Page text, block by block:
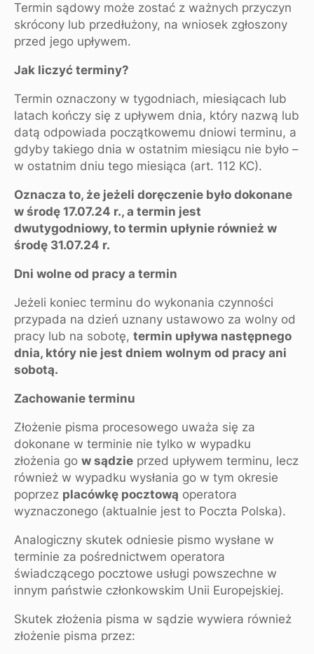
Termin sądowy może zostać z ważnych przyczyn
skrócony lub przedłużony, na wniosek zgłoszony
przed jego upływem.
Jak liczyć terminy?
Termin oznaczony w tygodniach, miesiącach lub
latach kończy się z upływem dnia, który nazwą lub
datą odpowiada początkowemu dniowi terminu, a
gdyby takiego dnia w ostatnim miesiącu nie było –
w ostatnim dniu tego miesiąca (art. 112 KC).
Oznacza to, że jeżeli doręczenie było dokonane
w środę 17.07.24 r., a termin jest
dwutygodniowy, to termin upłynie również w
środę 31.07.24 r.
Dni wolne od pracy a termin
Jeżeli koniec terminu do wykonania czynności
przypada na dzień uznany ustawowo za wolny od
pracy lub na sobotę, termin upływa następnego
dnia, który nie jest dniem wolnym od pracy ani
sobotą.
Zachowanie terminu
Złożenie pisma procesowego uważa się za
dokonane w terminie nie tylko w wypadku
złożenia go w sądzie przed upływem terminu, lecz
również w wypadku wysłania go w tym okresie
poprzez placówkę pocztową operatora
wyznaczonego (aktualnie jest to Poczta Polska).
Analogiczny skutek odniesie pismo wysłane w
terminie za pośrednictwem operatora
świadczącego pocztowe usługi powszechne w
innym państwie członkowskim Unii Europejskiej.
Skutek złożenia pisma w sądzie wywiera również
złożenie pisma przez: